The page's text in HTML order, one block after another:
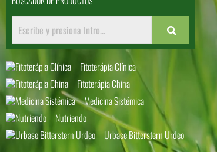
Fitoterápia Clínica
Fitoterápia China
Medicina Sistémica
Nutriendo
Urbase Bitterstern Urdeo